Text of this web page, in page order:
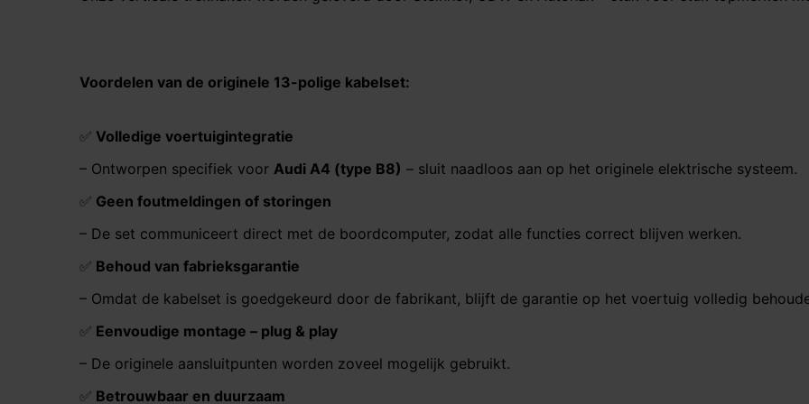
Voordelen van de originele 13-polige kabelset:
✅ Volledige voertuig­integratie
– Ontworpen specifiek voor Audi A4 (type B8) – sluit naadloos aan op het originele elektrische systeem.
✅ Geen foutmeldingen of storingen
– De set communiceert direct met de boordcomputer, zodat alle functies correct blijven werken.
✅ Behoud van fabrieksgarantie
– Omdat de kabelset is goedgekeurd door de fabrikant, blijft de garantie op het voertuig volledig
✅ Eenvoudige montage – plug & play
– De originele aansluitpunten worden zoveel mogelijk gebruikt.
✅ Betrouwbaar en duurzaam